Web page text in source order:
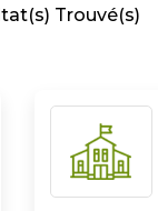
Trouvé(s)